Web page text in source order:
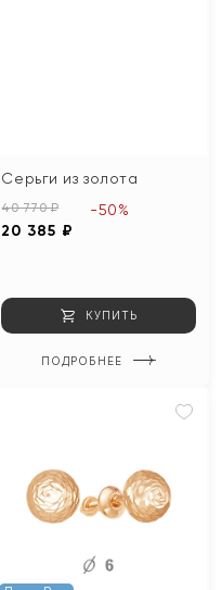
Серьги из золота
40 770 ₽
20 385 ₽
-50%
КУПИТЬ
ПОДРОБНЕЕ